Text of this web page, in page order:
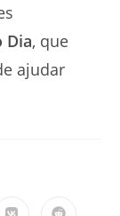
Dia, que
ajudar